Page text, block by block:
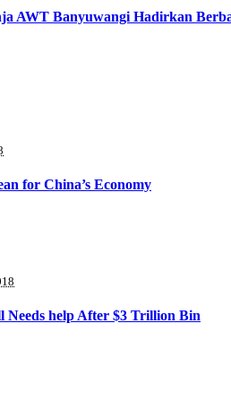
AWT Banyuwangi Hadirkan
for China’s Economy
Needs help After $3 Trillion Bin